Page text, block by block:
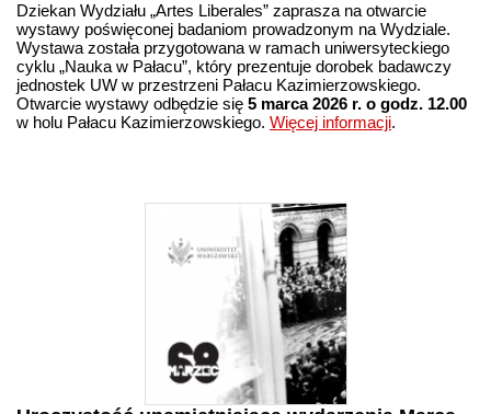
Dziekan Wydziału „Artes Liberales” zaprasza na otwarcie
wystawy poświęconej badaniom prowadzonym na Wydziale.
Wystawa została przygotowana w ramach uniwersyteckiego
cyklu „Nauka w Pałacu”, który prezentuje dorobek badawczy
jednostek UW w przestrzeni Pałacu Kazimierzowskiego.
Otwarcie wystawy odbędzie się 5 marca 2026 r. o godz. 12.00
w holu Pałacu Kazimierzowskiego. Więcej informacji.